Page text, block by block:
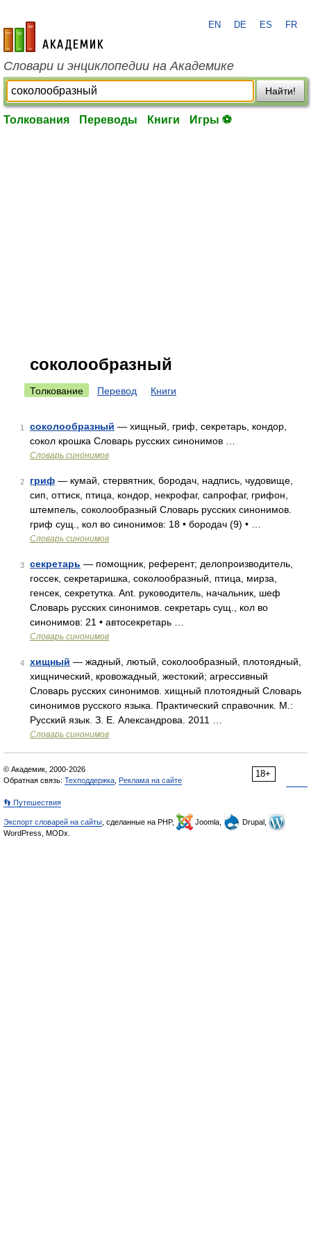
academic.ru
EN DE ES FR
Словари и энциклопедии на Академике
Найти!
Толкования Переводы Книги Игры ⚽
соколообразный
Толкование Перевод Книги
1 соколообразный — хищный, гриф, секретарь, кондор,
сокол крошка Словарь русских синонимов …
Словарь синонимов
2 гриф — кумай, стервятник, бородач, надпись, чудовище,
сип, оттиск, птица, кондор, некрофаг, сапрофаг, грифон,
штемпель, соколообразный Словарь русских синонимов.
гриф сущ., кол во синонимов: 18 • бородач (9) • …
Словарь синонимов
3 секретарь — помощник, референт; делопроизводитель,
госсек, секретаришка, соколообразный, птица, мирза,
генсек, секретутка. Ant. руководитель, начальник, шеф
Словарь русских синонимов. секретарь сущ., кол во
синонимов: 21 • автосекретарь …
Словарь синонимов
4 хищный — жадный, лютый, соколообразный, плотоядный,
хищнический, кровожадный, жестокий; агрессивный
Словарь русских синонимов. хищный плотоядный Словарь
синонимов русского языка. Практический справочник. М.:
Русский язык. З. Е. Александрова. 2011 …
Словарь синонимов
18+
© Академик, 2000-2026
Обратная связь: Техподдержка Реклама на сайте
👣 Путешествия
Экспорт словарей на сайты , сделанные на PHP, Joomla,
Drupal,
WordPress, MODx.